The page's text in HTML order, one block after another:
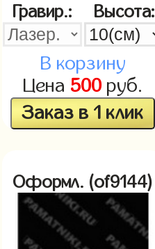
Гравир.: Высота:
В корзину
Цена 500руб.
Заказ в 1 клик
Оформл. (of9144)